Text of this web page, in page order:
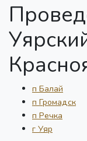
п Балай
п Громадск
п Речка
г Уяр